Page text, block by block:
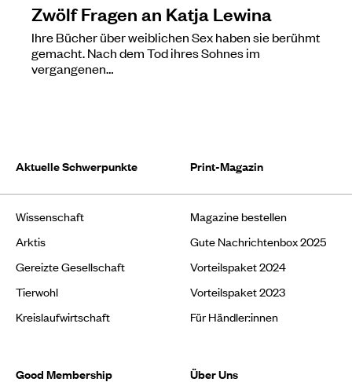
Zwölf Fragen an Katja Lewina
Ihre Bücher über weiblichen Sex haben sie berühmt
gemacht. Nach dem Tod ihres Sohnes im
vergangenen…
Aktuelle Schwerpunkte
Wissenschaft
Arktis
Gereizte Gesellschaft
Tierwohl
Kreislaufwirtschaft
Print-Magazin
Magazine bestellen
Gute Nachrichtenbox 2025
Vorteilspaket 2024
Vorteilspaket 2023
Für Händler:innen
Good Membership Über Uns